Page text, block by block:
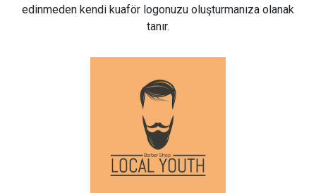
edinmeden kendi kuaför logonuzu oluşturmanıza olanak
tanır.